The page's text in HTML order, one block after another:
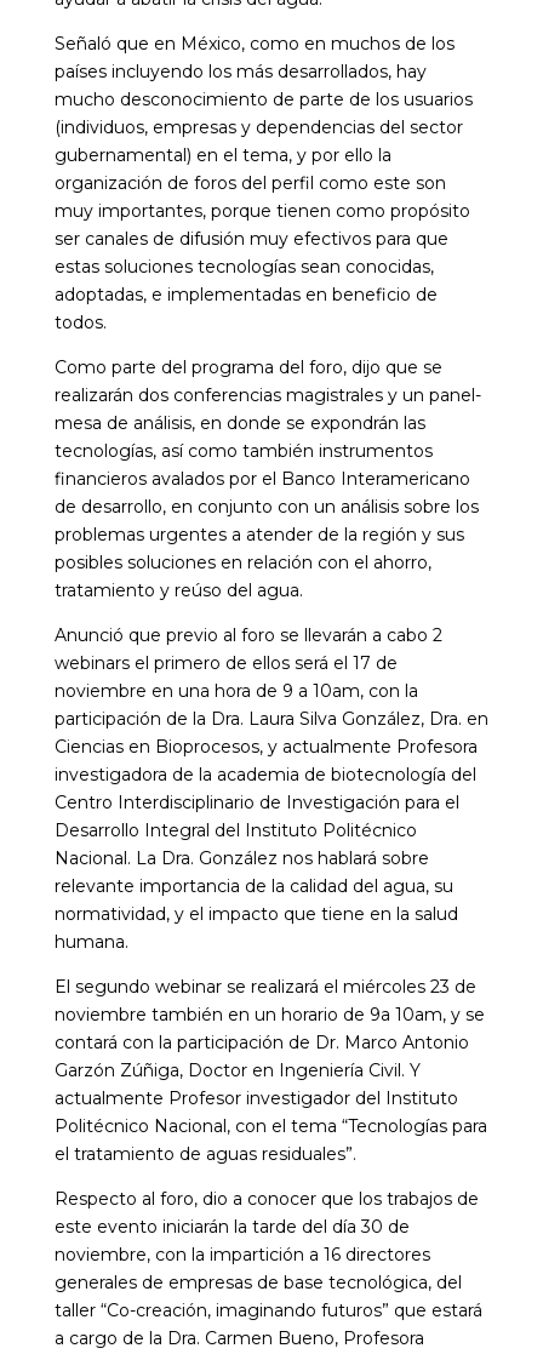
Señaló que en México, como en muchos de los
países incluyendo los más desarrollados, hay
mucho desconocimiento de parte de los usuarios
(individuos, empresas y dependencias del sector
gubernamental) en el tema, y por ello la
organización de foros del perfil como este son
muy importantes, porque tienen como propósito
ser canales de difusión muy efectivos para que
estas soluciones tecnologías sean conocidas,
adoptadas, e implementadas en beneficio de
todos.
Como parte del programa del foro, dijo que se
realizarán dos conferencias magistrales y un panel-
mesa de análisis, en donde se expondrán las
tecnologías, así como también instrumentos
financieros avalados por el Banco Interamericano
de desarrollo, en conjunto con un análisis sobre los
problemas urgentes a atender de la región y sus
posibles soluciones en relación con el ahorro,
tratamiento y reúso del agua.
Anunció que previo al foro se llevarán a cabo 2
webinars el primero de ellos será el 17 de
noviembre en una hora de 9 a 10am, con la
participación de la Dra. Laura Silva González, Dra. en
Ciencias en Bioprocesos, y actualmente Profesora
investigadora de la academia de biotecnología del
Centro Interdisciplinario de Investigación para el
Desarrollo Integral del Instituto Politécnico
Nacional. La Dra. González nos hablará sobre
relevante importancia de la calidad del agua, su
normatividad, y el impacto que tiene en la salud
humana.
El segundo webinar se realizará el miércoles 23 de
noviembre también en un horario de 9a 10am, y se
contará con la participación de Dr. Marco Antonio
Garzón Zúñiga, Doctor en Ingeniería Civil. Y
actualmente Profesor investigador del Instituto
Politécnico Nacional, con el tema “Tecnologías para
el tratamiento de aguas residuales”.
Respecto al foro, dio a conocer que los trabajos de
este evento iniciarán la tarde del día 30 de
noviembre, con la impartición a 16 directores
generales de empresas de base tecnológica, del
taller “Co-creación, imaginando futuros” que estará
a cargo de la Dra. Carmen Bueno, Profesora